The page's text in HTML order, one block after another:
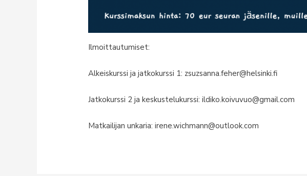
Ilmoittautumiset:
Alkeiskurssi ja jatkokurssi 1: zsuzsanna.feher@helsinki.fi
Jatkokurssi 2 ja keskustelukurssi: ildiko.koivuvuo@gmail.com
Matkailijan unkaria: irene.wichmann@outlook.com